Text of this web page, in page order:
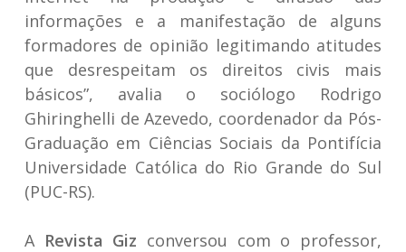
informações e a manifestação de alguns
formadores de opinião legitimando atitudes
que desrespeitam os direitos civis mais
básicos”, avalia o sociólogo Rodrigo
Ghiringhelli de Azevedo, coordenador da Pós-
Graduação em Ciências Sociais da Pontifícia
Universidade Católica do Rio Grande do Sul
(PUC-RS).
A Revista Giz conversou com o professor,